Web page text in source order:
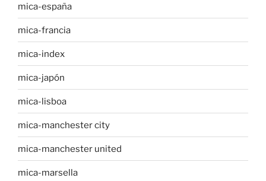
mica-españa
mica-francia
mica-index
mica-japón
mica-lisboa
mica-manchester city
mica-manchester united
mica-marsella